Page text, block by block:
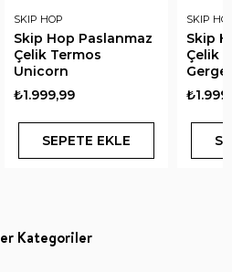
SKIP HOP
Skip Hop Paslanmaz
Çelik Termos
Unicorn
₺1.999,99
SEPETE EKLE
SKIP
Skip
Çelik
Kategoriler